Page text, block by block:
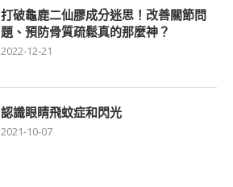
打破龜鹿二仙膠成分迷思！改善關節問
題、預防骨質疏鬆真的那麼神？
2022-12-21
認識眼睛飛蚊症和閃光
2021-10-07